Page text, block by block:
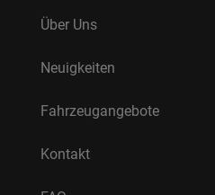
Über Uns
Neuigkeiten
Fahrzeugangebote
Kontakt